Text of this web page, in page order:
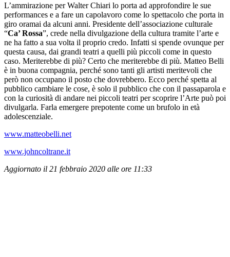
L’ammirazione per Walter Chiari lo porta ad approfondire le sue
performances e a fare un capolavoro come lo spettacolo che porta in
giro oramai da alcuni anni. Presidente dell’associazione culturale
“Ca’ Rossa”, crede nella divulgazione della cultura tramite l’arte e
ne ha fatto a sua volta il proprio credo. Infatti si spende ovunque per
questa causa, dai grandi teatri a quelli più piccoli come in questo
caso. Meriterebbe di più? Certo che meriterebbe di più. Matteo Belli
è in buona compagnia, perché sono tanti gli artisti meritevoli che
però non occupano il posto che dovrebbero. Ecco perché spetta al
pubblico cambiare le cose, è solo il pubblico che con il passaparola e
con la curiosità di andare nei piccoli teatri per scoprire l’Arte può poi
divulgarla. Farla emergere prepotente come un brufolo in età
adolescenziale.
www.matteobelli.net
www.johncoltrane.it
Aggiornato il 21 febbraio 2020 alle ore 11:33